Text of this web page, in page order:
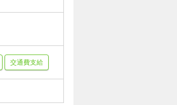
交通費支給